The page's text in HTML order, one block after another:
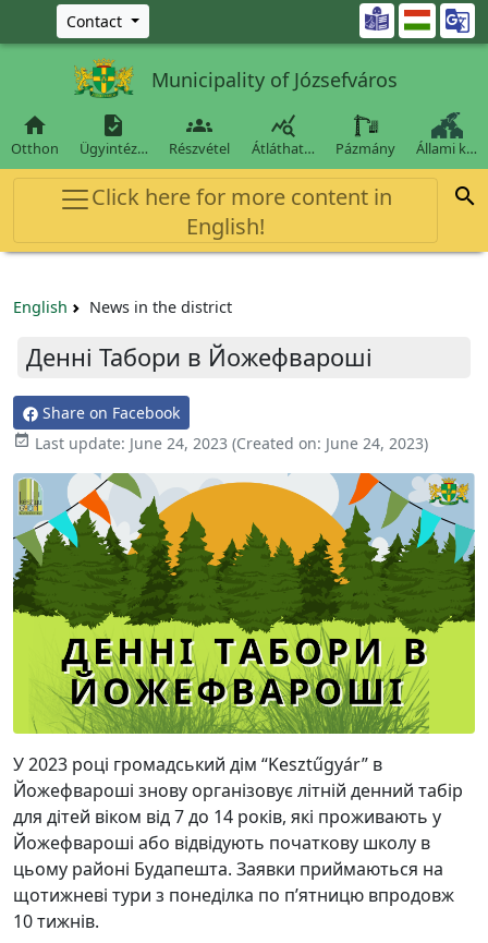
Ugrás a fő tartalomra
Contact 
Municipality of Józsefváros

Otthon

Ügyintéz…

Részvétel

Átláthat… Pázmány Állami k…
Click here for more content in
English!

English News in the district
Денні Табори в Йожефвароші
Share on Facebook
 Last update: June 24, 2023 (Created on: June 24, 2023)
У 2023 році громадський дім “Kesztűgyár” в
Йожефвароші знову організовує літній денний табір
для дітей віком від 7 до 14 років, які проживають у
Йожефвароші або відвідують початкову школу в
цьому районі Будапешта. Заявки приймаються на
щотижневі тури з понеділка по п’ятницю впродовж
10 тижнів.